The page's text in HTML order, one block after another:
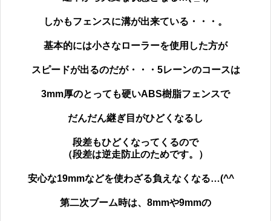
しかもフェンスに溝が出来ている・・・。
基本的には小さなローラーを使用した方が
スピードが出るのだが・・・5レーンのコースは
3mm厚のとっても硬いABS樹脂フェンスで
だんだん継ぎ目がひどくなるし
段差もひどくなってくるので
（段差は逆走防止のためです。）
安心な19mmなどを使わざる負えなくなる…(^^ゞ
第二次ブーム時は、8mmや9mmの